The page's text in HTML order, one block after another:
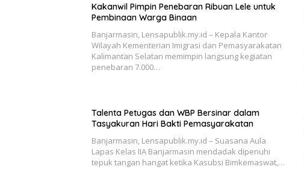
Kakanwil Pimpin Penebaran Ribuan Lele untuk
Pembinaan Warga Binaan
Banjarmasin, Lensapublik.my.id – Kepala Kantor
Wilayah Kementerian Imigrasi dan Pemasyarakatan
Kalimantan Selatan memimpin langsung kegiatan
penebaran 7.000…
Talenta Petugas dan WBP Bersinar dalam
Tasyakuran Hari Bakti Pemasyarakatan
Banjarmasin, Lensapublik.my.id – Suasana Aula
Lapas Kelas IIA Banjarmasin mendadak dipenuhi
tepuk tangan hangat ketika Kasubsi Bimkemaswat,…